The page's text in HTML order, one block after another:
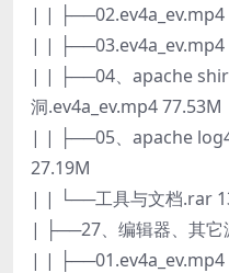
| | ├──02.ev4a_ev.mp4
| | ├──03.ev4a_ev.mp4
| | ├──04、apache
洞.ev4a_ev.mp4 77.53M
| | ├──05、apache
27.19M
| | └──工具与文档.rar
| ├──27、编辑器、其它
| | ├──01.ev4a_ev.mp4